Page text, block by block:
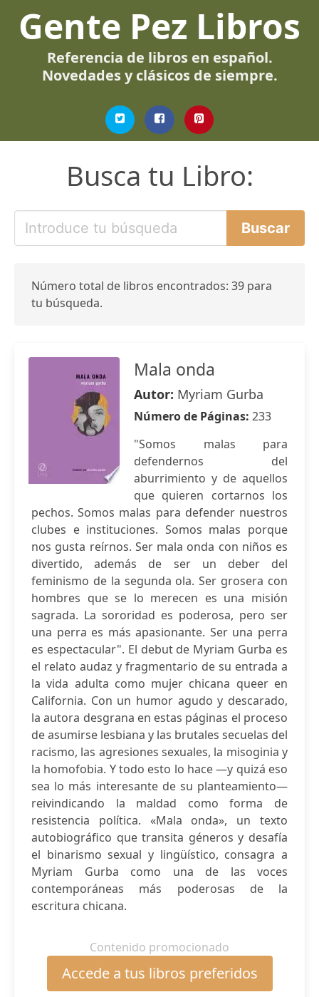
Gente Pez Libros
Referencia de libros en español.
Novedades y clásicos de siempre.
Busca tu Libro:
Número total de libros encontrados: 39 para
tu búsqueda.
Mala onda
Autor: Myriam Gurba
Número de Páginas: 233
"Somos malas para
defendernos del
aburrimiento y de aquellos
que quieren cortarnos los
pechos. Somos malas para defender nuestros
clubes e instituciones. Somos malas porque
nos gusta reírnos. Ser mala onda con niños es
divertido, además de ser un deber del
feminismo de la segunda ola. Ser grosera con
hombres que se lo merecen es una misión
sagrada. La sororidad es poderosa, pero ser
una perra es más apasionante. Ser una perra
es espectacular". El debut de Myriam Gurba es
el relato audaz y fragmentario de su entrada a
la vida adulta como mujer chicana queer en
California. Con un humor agudo y descarado,
la autora desgrana en estas páginas el proceso
de asumirse lesbiana y las brutales secuelas del
racismo, las agresiones sexuales, la misoginia y
la homofobia. Y todo esto lo hace —y quizá eso
sea lo más interesante de su planteamiento—
reivindicando la maldad como forma de
resistencia política. «Mala onda», un texto
autobiográfico que transita géneros y desafía
el binarismo sexual y lingüístico, consagra a
Myriam Gurba como una de las voces
contemporáneas más poderosas de la
escritura chicana.
Contenido promocionado
Accede a tus libros preferidos